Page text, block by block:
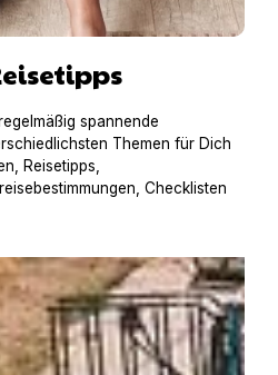
spannende
Themen für Dich
Reisetipps,
Checklisten